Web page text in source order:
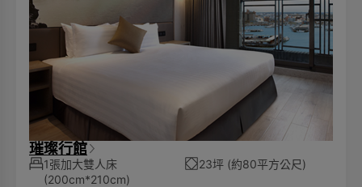
璀璨行館
1張加大雙人床
(200cm*210cm)
23坪 (約80平方公尺)